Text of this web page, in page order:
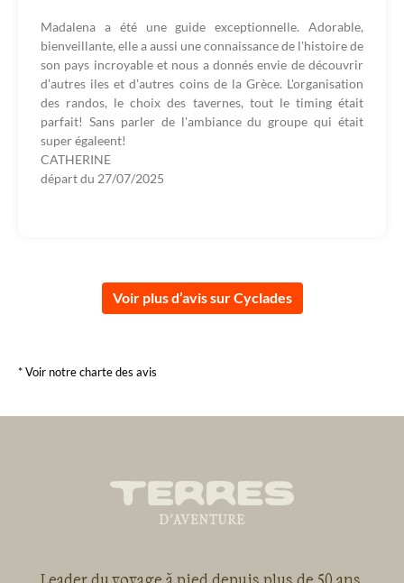
Madalena a été une guide exceptionnelle. Adorable,
bienveillante, elle a aussi une connaissance de l'histoire de
son pays incroyable et nous a donnés envie de découvrir
d'autres iles et d'autres coins de la Grèce. L'organisation
des randos, le choix des tavernes, tout le timing était
parfait! Sans parler de l'ambiance du groupe qui était
super égaleent!
CATHERINE
départ du 27/07/2025
Voir plus d’avis sur Cyclades
* Voir notre charte des avis